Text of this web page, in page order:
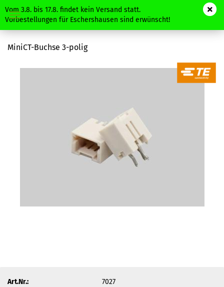
Vom 3.8. bis 17.8. findet kein Versand statt.
Vorbestellungen für Eschershausen sind erwünscht!
MiniCT-Buchse 3-polig
Art.Nr.:
7027